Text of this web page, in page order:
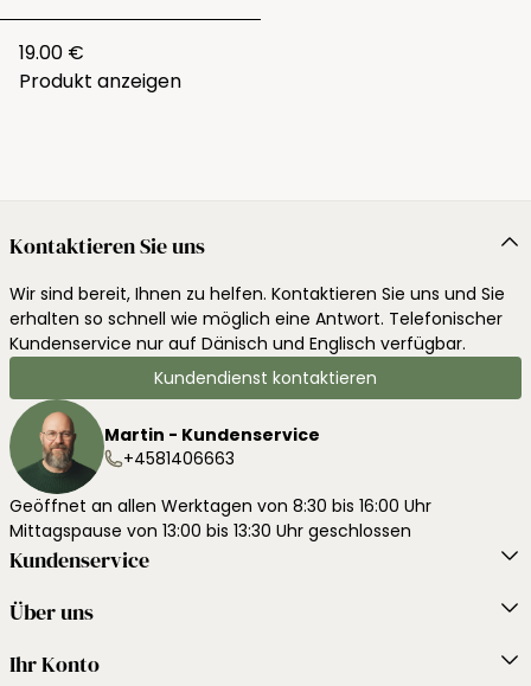
19.00 €
Produkt anzeigen
Kontaktieren Sie uns
Wir sind bereit, Ihnen zu helfen. Kontaktieren Sie uns und Sie
erhalten so schnell wie möglich eine Antwort. Telefonischer
Kundenservice nur auf Dänisch und Englisch verfügbar.
Kundendienst kontaktieren
Martin - Kundenservice
+4581406663
Geöffnet an allen Werktagen von 8:30 bis 16:00 Uhr
Mittagspause von 13:00 bis 13:30 Uhr geschlossen
Kundenservice
Über uns
Ihr Konto